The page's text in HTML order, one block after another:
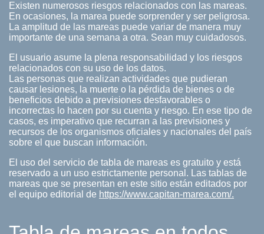
Existen numerosos riesgos relacionados con las mareas.
En ocasiones, la marea puede sorprender y ser peligrosa.
La amplitud de las mareas puede variar de manera muy
importante de una semana a otra. Sean muy cuidadosos.
El usuario asume la plena responsabilidad y los riesgos
relacionados con su uso de los datos.
Las personas que realizan actividades que pudieran
causar lesiones, la muerte o la pérdida de bienes o de
beneficios debido a previsiones desfavorables o
incorrectas lo hacen por su cuenta y riesgo. En ese tipo de
casos, es imperativo que recurran a las previsiones y
recursos de los organismos oficiales y nacionales del país
sobre el que buscan información.
El uso del servicio de tabla de mareas es gratuito y está
reservado a un uso estrictamente personal. Las tablas de
mareas que se presentan en este sitio están editados por
el equipo editorial de https://www.capitan-marea.com/.